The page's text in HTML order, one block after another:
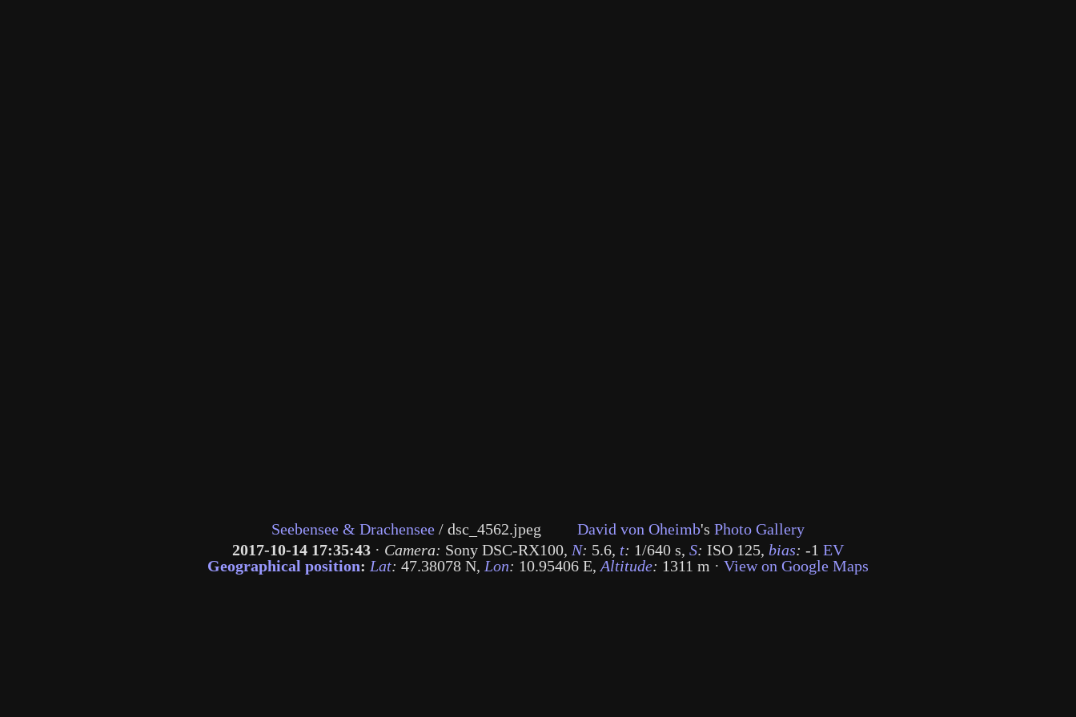
Seebensee & Drachensee / dsc_4562.jpeg David von Oheimb's Photo Gallery
2017-10-14 17:35:43 · Camera: Sony DSC-RX100, N: 5.6, t: 1/640 s, S: ISO 125, bias: -1 EV
Geographical position: Lat: 47.38078 N, Lon: 10.95406 E, Altitude: 1311 m · View on Google Maps